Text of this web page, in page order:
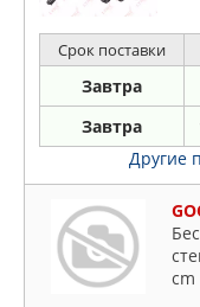
Срок поставки
Завтра
Завтра
Другие
cm